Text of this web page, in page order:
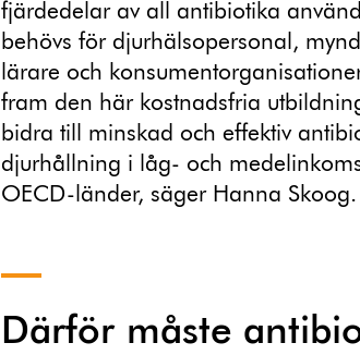
fjärdedelar av all antibiotika
behövs för djurhälsopersonal,
lärare och
fram den här kostnadsfria
bidra till minskad och effektiv
djurhållning i låg- och
OECD-länder, säger Hanna Skoog.
Därför måste